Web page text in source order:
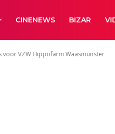
CINENEWS BIZAR
VZW Hippofarm Waasmunster